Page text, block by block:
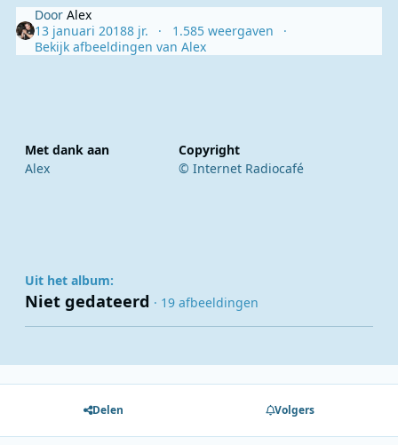
DoorAlex
13 januari 20188 jr.
1.585 weergaven
Bekijk afbeeldingen van Alex
Met dank aan
Alex
Copyright
© Internet Radiocafé
Uit het album:
Niet gedateerd · 19 afbeeldingen
Delen Volgers